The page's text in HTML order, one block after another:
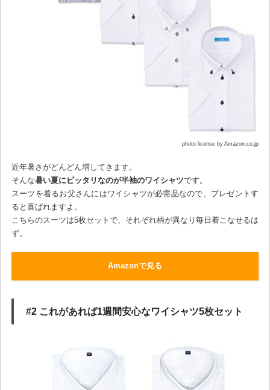
photo license by Amazon.co.jp
近年暑さがどんどん増してきます。
そんな暑い夏にピッタリなのが半袖のワイシャツです。
スーツを着るお父さんにはワイシャツが必需品なので、プレゼントす
ると喜ばれますよ。
こちらのスーツは5枚セットで、それぞれ柄が異なり毎日着こなせるは
ず。
Amazonで見る
#2 これがあれば1週間安心なワイシャツ5枚セット